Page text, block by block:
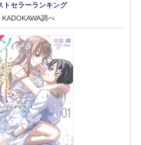
トセラーランキング
KADOKAWA調べ